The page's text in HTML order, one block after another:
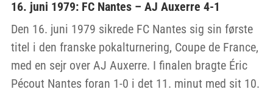
16. juni 1979: FC Nantes – AJ Auxerre 4-1
Den 16. juni 1979 sikrede FC Nantes sig sin første
titel i den franske pokalturnering, Coupe de France,
med en sejr over AJ Auxerre. I finalen bragte Éric
Pécout Nantes foran 1-0 i det 11. minut med sit 10.